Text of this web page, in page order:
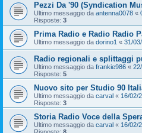
Pezzi Da '90 (Syndication
Ultimo messaggio da antenna0078 «
Risposte: 3
Prima Radio e Radio Radio
Ultimo messaggio da dorino1 « 31/
Radio regionali e splittaggi
Ultimo messaggio da frankie986 «
Risposte: 5
Nuovo sito per Studio 90
Ultimo messaggio da carval « 16/02/
Risposte: 3
Storia Radio Voce della
Ultimo messaggio da carval « 16/02/